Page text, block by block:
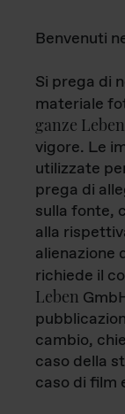
Benvenuti
Si prega di
materiale
ganze Leben
vigore. Le
utilizzate
prega di
sulla fonte,
alla
alienazione
richiede il
Leben
cambio,
caso della
caso di film